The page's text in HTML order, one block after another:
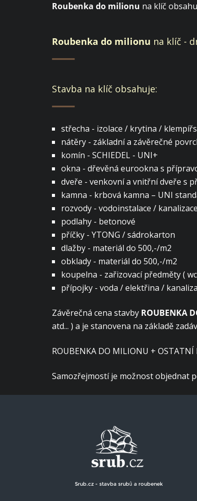
Roubenka do milionu na klíč
Roubenka do milionu na klíč -
Stavba na klíč obsahuje:
střecha - izolace / krytina /
nátěry - základní a závěrečné
komín - SCHIEDEL - UNI+
okna - dřevěná eurookna s
dveře - venkovní a vnitřní dveře s
kamna - krbová kamna – UNI
rozvody - vodoinstalace /
podlahy - betonové
příčky - YTONG / sádrokarton
dlažby - materiál do 500,-/m2
obklady - materiál do 500,-/m2
koupelna - zařizovací předměty (
přípojky - voda / elektřina /
Závěrečná cena stavby ROUBENKA
atd... ) a je stanovena na základě
ROUBENKA DO MILIONU + OSTATNÍ
Samozřejmostí je možnost objednat
Srub.cz - stavba srubů a roubenek